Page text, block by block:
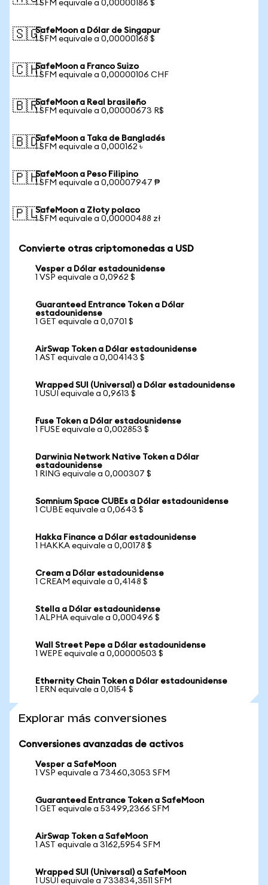
1 SFM equivale a 0,00000186 $
🇸🇬SafeMoon a Dólar de Singapur
1 SFM equivale a 0,00000168 $
🇨🇭SafeMoon a Franco Suizo
1 SFM equivale a 0,00000106 CHF
🇧🇷SafeMoon a Real brasileño
1 SFM equivale a 0,00000673 R$
🇧🇩SafeMoon a Taka de Bangladés
1 SFM equivale a 0,000162 ৳
🇵🇭SafeMoon a Peso Filipino
1 SFM equivale a 0,00007947 ₱
🇵🇱SafeMoon a Złoty polaco
1 SFM equivale a 0,00000488 zł
Convierte otras criptomonedas a USD
Vesper a Dólar estadounidense
1 VSP equivale a 0,0962 $
Guaranteed Entrance Token a Dólar
estadounidense
1 GET equivale a 0,0701 $
AirSwap Token a Dólar estadounidense
1 AST equivale a 0,004143 $
Wrapped SUI (Universal) a Dólar estadounidense
1 USUI equivale a 0,9613 $
Fuse Token a Dólar estadounidense
1 FUSE equivale a 0,002853 $
Darwinia Network Native Token a Dólar
estadounidense
1 RING equivale a 0,000307 $
Somnium Space CUBEs a Dólar estadounidense
1 CUBE equivale a 0,0643 $
Hakka Finance a Dólar estadounidense
1 HAKKA equivale a 0,00178 $
Cream a Dólar estadounidense
1 CREAM equivale a 0,4148 $
Stella a Dólar estadounidense
1 ALPHA equivale a 0,000496 $
Wall Street Pepe a Dólar estadounidense
1 WEPE equivale a 0,00000503 $
Ethernity Chain Token a Dólar estadounidense
1 ERN equivale a 0,0154 $
Explorar más conversiones
Conversiones avanzadas de activos
Vesper a SafeMoon
1 VSP equivale a 73460,3053 SFM
Guaranteed Entrance Token a SafeMoon
1 GET equivale a 53499,2366 SFM
AirSwap Token a SafeMoon
1 AST equivale a 3162,5954 SFM
Wrapped SUI (Universal) a SafeMoon
1 USUI equivale a 733834,3511 SFM